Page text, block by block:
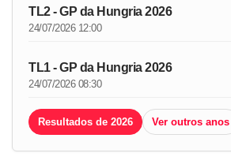
TL2 - GP da Hungria 2026
24/07/2026 12:00
TL1 - GP da Hungria 2026
24/07/2026 08:30
Resultados de 2026 Ver outros anos